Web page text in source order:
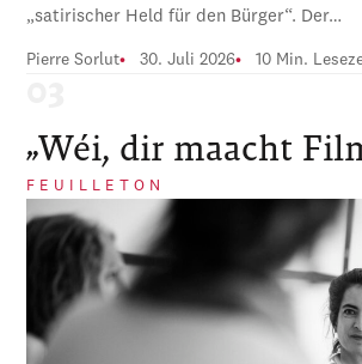
„satirischer Held für den Bürger“. Der…
Pierre Sorlut 30. Juli 2026 10 Min.
„Wéi, dir maacht
FEUILLETON